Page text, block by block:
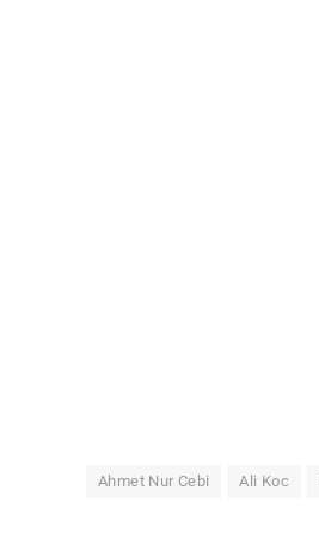
Ahmet Nur Cebi Ali Koc